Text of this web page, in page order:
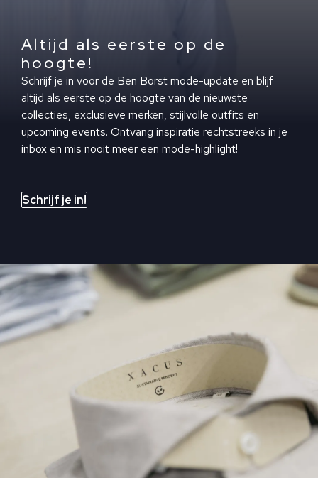
Altijd als eerste op de
hoogte!
Schrijf je in voor de Ben Borst mode-update en blijf
altijd als eerste op de hoogte van de nieuwste
collecties, exclusieve merken, stijlvolle outfits en
upcoming events. Ontvang inspiratie rechtstreeks in je
inbox en mis nooit meer een mode-highlight!
Schrijf je in!